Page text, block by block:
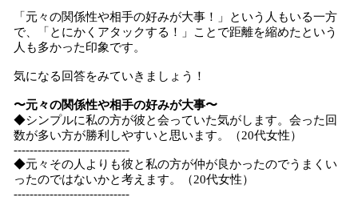
「元々の関係性や相手の好みが大事！」という人もいる一方
で、「とにかくアタックする！」ことで距離を縮めたという
人も多かった印象です。
気になる回答をみていきましょう！
〜元々の関係性や相手の好みが大事〜
◆シンプルに私の方が彼と会っていた気がします。会った回
数が多い方が勝利しやすいと思います。（20代女性）
-----------------------------
◆元々その人よりも彼と私の方が仲が良かったのでうまくい
ったのではないかと考えます。（20代女性）
-----------------------------